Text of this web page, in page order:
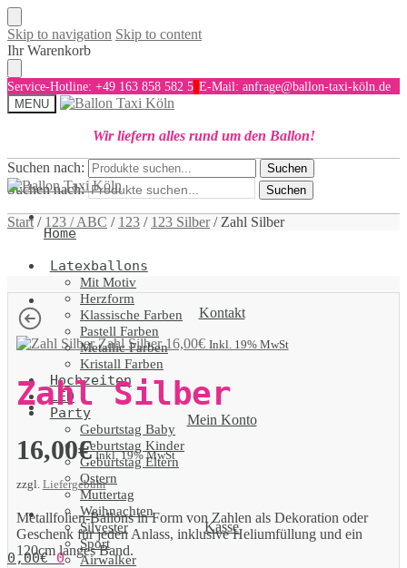
Skip to navigation Skip to content
Ihr Warenkorb
Service-Hotline: +49 163 858 582 5 E-Mail: anfrage@ballon-taxi-köln.de
MENU
Wir liefern alles rund um den Ballon!
Suchen nach: Suchen
Kontakt
Mein Konto
Kasse
0,00€ 0
Suchen nach: Suchen
Home
Latexballons
Mit Motiv
Herzform
Klassische Farben
Pastell Farben
Metallic Farben
Kristall Farben
Hochzeiten
LED
Party
Geburtstag Baby
Geburtstag Kinder
Geburtstag Eltern
Ostern
Muttertag
Weihnachten
Silvester
Sport
Airwalker
Start / 123 / ABC / 123 / 123 Silber/ Zahl Silber
Zahl Silber 16,00€ Inkl. 19% MwSt
Zahl Silber
16,00€ Inkl. 19% MwSt
zzgl. Liefergebühr
Metallfolien-Ballons in Form von Zahlen als Dekoration oder
Geschenk für jeden Anlass, inklusive Heliumfüllung und ein
120cm langes Band.